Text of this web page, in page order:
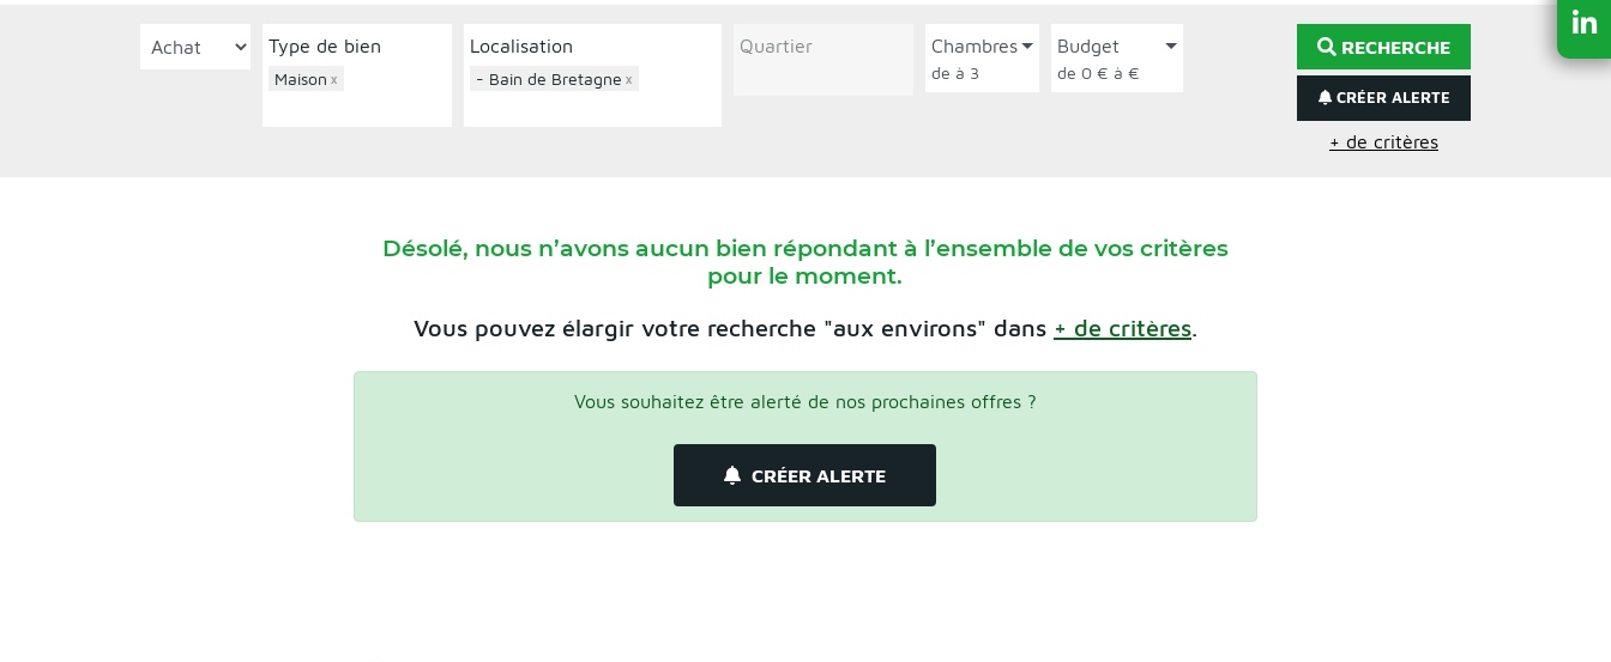
Type de bien
×
Maison
Localisation
×
- Bain de Bretagne
Quartier Chambres
de à 3
Budget
de 0 € à €
RECHERCHE
CRÉER ALERTE
+ de critères
Désolé, nous n’avons aucun bien répondant à l’ensemble de vos critères
pour le moment.
Vous pouvez élargir votre recherche "aux environs" dans + de critères.
Vous souhaitez être alerté de nos prochaines offres ?
CRÉER ALERTE